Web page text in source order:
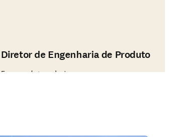
Diretor de Engenharia de Produto
Empresa de tecnologia